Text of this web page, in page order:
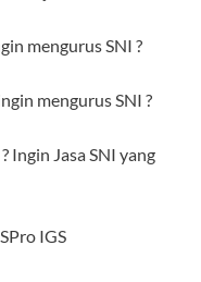
mengurus SNI ?
mengurus SNI ?
Ingin Jasa SNI yang
IGS